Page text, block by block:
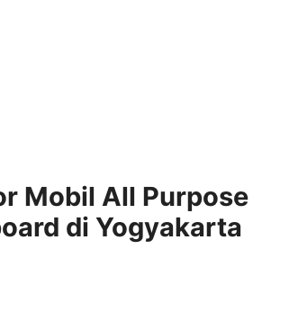
Mobil All Purpose
di Yogyakarta